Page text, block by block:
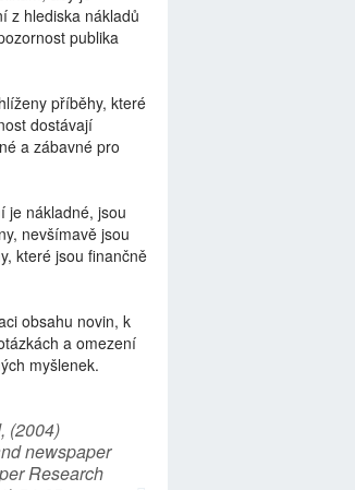
z hlediska nákladů
publika
příběhy, které
dostávají
a zábavné pro
je nákladné, jsou
nevšímavě jsou
které jsou finančně
obsahu novin, k
a omezení
myšlenek.
(2004)
newspaper
Research